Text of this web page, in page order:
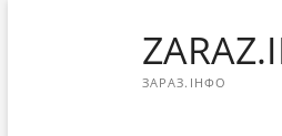
ЗАРАЗ.ІНФО